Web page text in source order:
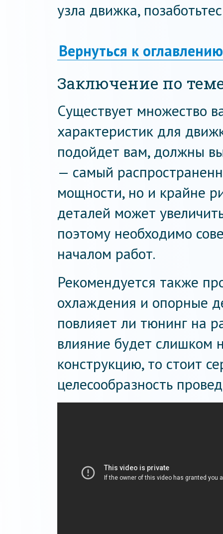
узла движка,
Вернуться к оглавлению
Заключение по
Существует множество
характеристик для
подойдет вам, должны
— самый
мощности, но и крайне
деталей может
поэтому необходимо
началом работ.
Рекомендуется также
охлаждения и опорные
повлияет ли тюнинг на
влияние будет слишком
конструкцию, то стоит
целесообразность